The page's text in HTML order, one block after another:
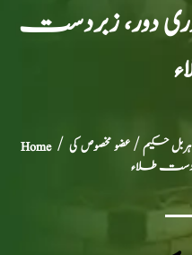
دور، زبردست
Home/ حکیم/ عضو مخصوص کی
طلاء